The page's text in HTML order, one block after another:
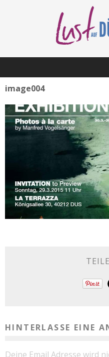
image004
HINTERLASSE EINE
Deine Email Adresse wird